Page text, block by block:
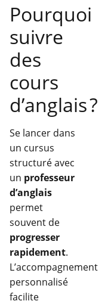
Pourquoi
suivre
des
cours
d’anglais ?
Se lancer dans
un cursus
structuré avec
un professeur
d’anglais
permet
souvent de
progresser
rapidement.
L’accompagnement
personnalisé
facilite